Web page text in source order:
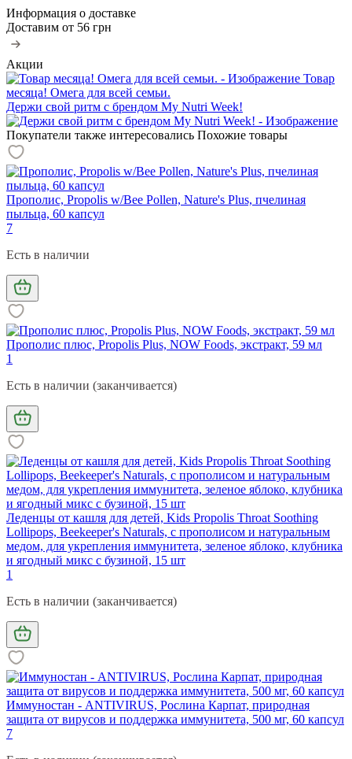
Информация о доставке
Доставим от 56 грн
Акции
Товар
месяца! Омега для всей семьи.
Держи свой ритм с брендом My Nutri Week!
Покупатели также интересовались Похожие товары
Прополис, Propolis w/Bee Pollen, Nature's Plus, пчелиная
пыльца, 60 капсул
7
Есть в наличии
Прополис плюс, Propolis Plus, NOW Foods, экстракт, 59 мл
1
Есть в наличии (заканчивается)
Леденцы от кашля для детей, Kids Propolis Throat Soothing
Lollipops, Beekeeper's Naturals, с прополисом и натуральным
медом, для укрепления иммунитета, зеленое яблоко, клубника
и ягодный микс с бузиной, 15 шт
1
Есть в наличии (заканчивается)
Иммуностан - ANTIVIRUS, Рослина Карпат, природная
защита от вирусов и поддержка иммунитета, 500 мг, 60 капсул
7